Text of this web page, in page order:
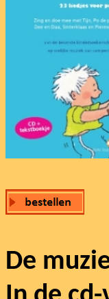
De